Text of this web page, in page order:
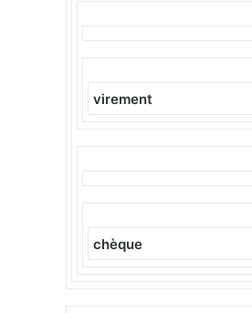
virement
chèque